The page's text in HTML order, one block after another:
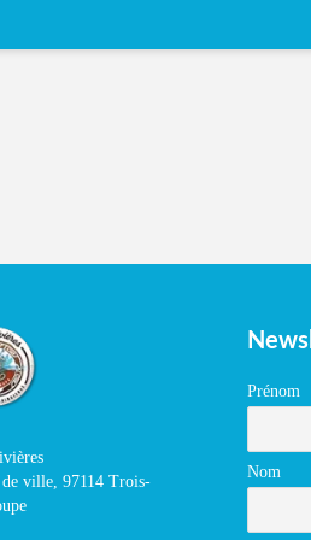
ville, 97114 Trois-
Prénom
Nom